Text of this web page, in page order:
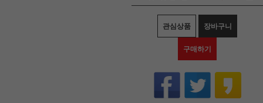
관심상품 장바구니
구매하기